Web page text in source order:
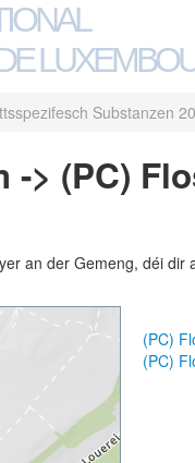
Substanzen
-> (PC)
an der Gemeng, déi
(PC)
(PC)